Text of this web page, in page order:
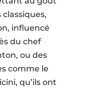
influencé
du chef
ou des
comme le
qu’ils ont